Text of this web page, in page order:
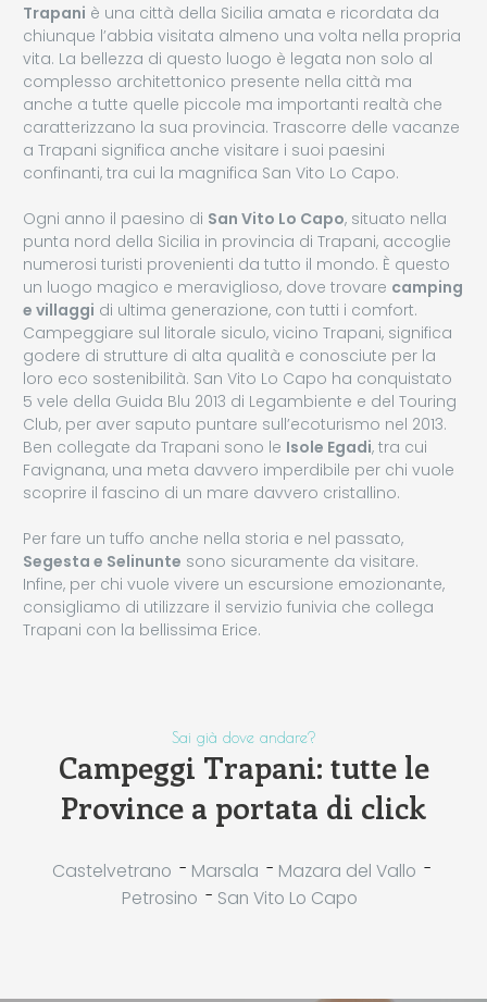
Trapani è una città della Sicilia amata e ricordata da
chiunque l’abbia visitata almeno una volta nella propria
vita. La bellezza di questo luogo è legata non solo al
complesso architettonico presente nella città ma
anche a tutte quelle piccole ma importanti realtà che
caratterizzano la sua provincia. Trascorre delle vacanze
a Trapani significa anche visitare i suoi paesini
confinanti, tra cui la magnifica San Vito Lo Capo.
Ogni anno il paesino di San Vito Lo Capo, situato nella
punta nord della Sicilia in provincia di Trapani, accoglie
numerosi turisti provenienti da tutto il mondo. È questo
un luogo magico e meraviglioso, dove trovare camping
e villaggi di ultima generazione, con tutti i comfort.
Campeggiare sul litorale siculo, vicino Trapani, significa
godere di strutture di alta qualità e conosciute per la
loro eco sostenibilità. San Vito Lo Capo ha conquistato
5 vele della Guida Blu 2013 di Legambiente e del Touring
Club, per aver saputo puntare sull’ecoturismo nel 2013.
Ben collegate da Trapani sono le Isole Egadi, tra cui
Favignana, una meta davvero imperdibile per chi vuole
scoprire il fascino di un mare davvero cristallino.
Per fare un tuffo anche nella storia e nel passato,
Segesta e Selinunte sono sicuramente da visitare.
Infine, per chi vuole vivere un escursione emozionante,
consigliamo di utilizzare il servizio funivia che collega
Trapani con la bellissima Erice.
Sai già dove andare?
Campeggi Trapani: tutte le
Province a portata di click
Castelvetrano - Marsala - Mazara del Vallo -
Petrosino - San Vito Lo Capo